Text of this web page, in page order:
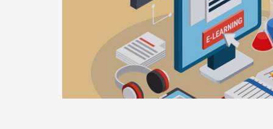
Lớp 8
Lớp 7